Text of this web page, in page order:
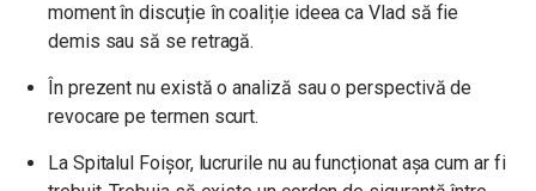
moment în discuție în coaliție ideea ca Vlad să fie
demis sau să se retragă.
În prezent nu există o analiză sau o perspectivă de
revocare pe termen scurt.
La Spitalul Foișor, lucrurile nu au funcționat așa cum ar fi